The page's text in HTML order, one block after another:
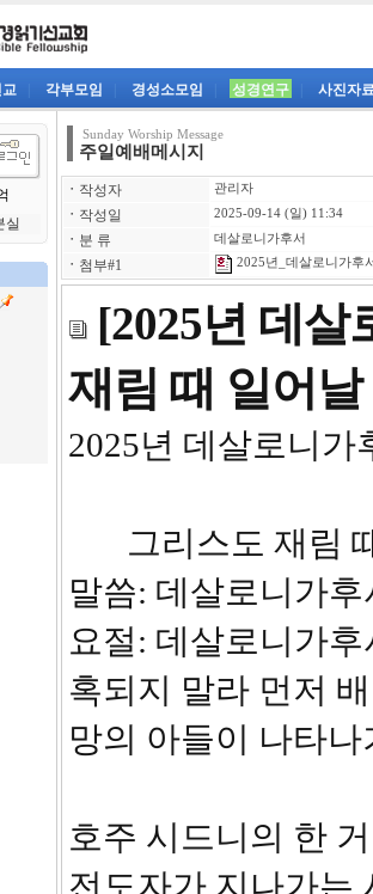
각부모임 경성소모임 성경연구 사진자
실
Sunday Worship Message
주일예배메시지
ㆍ 작성자 관리자
ㆍ 작성일 2025-09-14 (일) 11:34
ㆍ 분 류 데살로니가후서
ㆍ 첨부#1 2025년_데살로니가후
[2025년 데살
재림 때 일어
2025년 데살
그리스도 재림
말씀: 데살로니가후
요절: 데살로니가
혹되지 말라 먼저
망의 아들이 나타
호주 시드니의 한
전도자가 지나가는